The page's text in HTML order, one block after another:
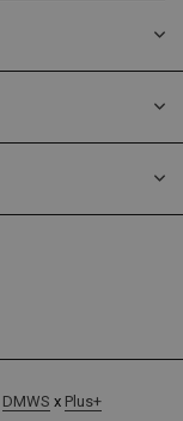
DMWS x Plus+